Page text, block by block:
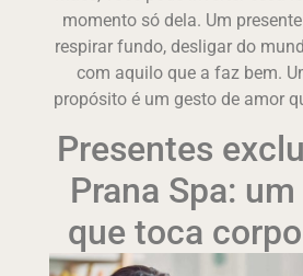
momento só dela. Um
respirar fundo, desligar do
com aquilo que a faz bem.
propósito é um gesto de amor
Presentes
Prana Spa:
que toca